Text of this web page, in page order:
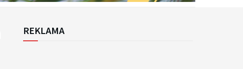
REKLAMA